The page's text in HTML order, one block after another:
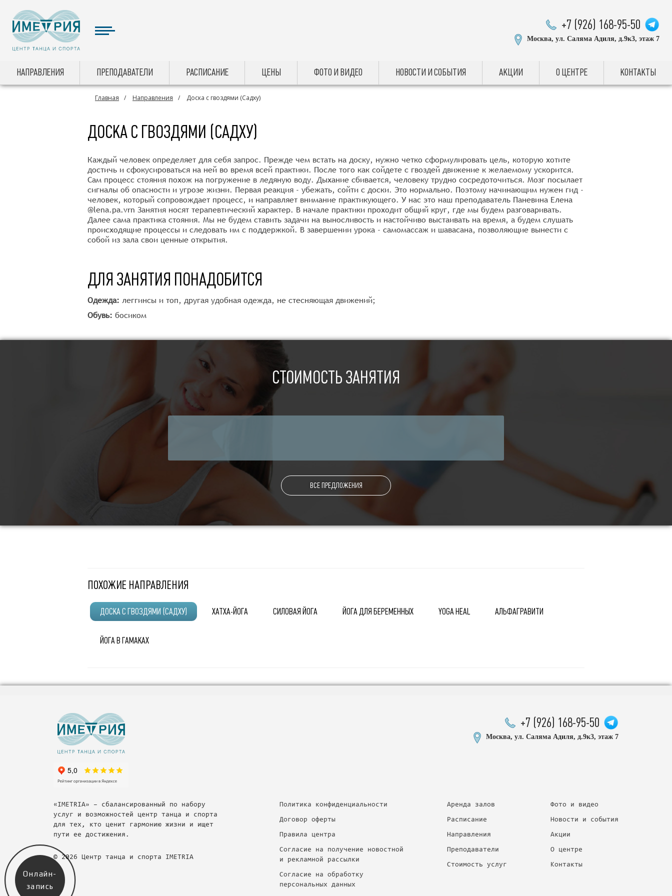
+7 (926) 168-95-50
Москва, ул. Саляма Адиля, д.9к3, этаж 7
НАПРАВЛЕНИЯ ПРЕПОДАВАТЕЛИ РАСПИСАНИЕ ЦЕНЫ ФОТО И ВИДЕО НОВОСТИ И СОБЫТИЯ АКЦИИ О ЦЕНТРЕ КОНТАКТЫ
Главная Направления Доска с гвоздями (Садху)
ДОСКА С ГВОЗДЯМИ (САДХУ)
Каждый человек определяет для себя запрос. Прежде чем встать на доску, нужно четко сформулировать цель, которую хотите
достичь и сфокусироваться на ней во время всей практики. После того как сойдете с гвоздей движение к желаемому ускорится.
Сам процесс стояния похож на погружение в ледяную воду. Дыхание сбивается, человеку трудно сосредоточиться. Мозг посылает
сигналы об опасности и угрозе жизни. Первая реакция - убежать, сойти с доски. Это нормально. Поэтому начинающим нужен гид -
человек, который сопровождает процесс, и направляет внимание практикующего. У нас это наш преподаватель Паневина Елена
@lena.pa.vrn Занятия носят терапевтический характер. В начале практики проходит общий круг, где мы будем разговаривать.
Далее сама практика стояния. Мы не будем ставить задачи на выносливость и настойчиво выстаивать на время, а будем слушать
происходящие процессы и следовать им с поддержкой. В завершении урока - самомассаж и шавасана, позволяющие вынести с
собой из зала свои ценные открытия.
ДЛЯ ЗАНЯТИЯ ПОНАДОБИТСЯ
Одежда: леггинсы и топ, другая удобная одежда, не стесняющая движений;
Обувь: босиком
СТОИМОСТЬ ЗАНЯТИЯ
ВСЕ ПРЕДЛОЖЕНИЯ
ПОХОЖИЕ НАПРАВЛЕНИЯ
ДОСКА С ГВОЗДЯМИ (САДХУ) ХАТХА-ЙОГА СИЛОВАЯ ЙОГА ЙОГА ДЛЯ БЕРЕМЕННЫХ YOGA HEAL АЛЬФАГРАВИТИ
ЙОГА В ГАМАКАХ
+7 (926) 168-95-50
Москва, ул. Саляма Адиля, д.9к3, этаж 7
«IMETRIA» – сбалансированный по набору
услуг и возможностей центр танца и спорта
для тех, кто ценит гармонию жизни и ищет
пути ее достижения.
© 2026 Центр танца и спорта IMETRIA
Политика конфиденциальности
Договор оферты
Правила центра
Согласие на получение новостной
и рекламной рассылки
Согласие на обработку
персональных данных
Аренда залов
Расписание
Направления
Преподаватели
Стоимость услуг
Фото и видео
Новости и события
Акции
О центре
Контакты
Онлайн-
запись